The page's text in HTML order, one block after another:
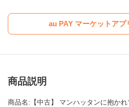
au PAY マーケットアプ
商品説明
商品名:【中古】 マンハッタンに抱か